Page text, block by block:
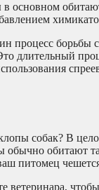
основном
процесс борьбы
длительный
собак? В
обычно обитают
питомец
ветеринара,